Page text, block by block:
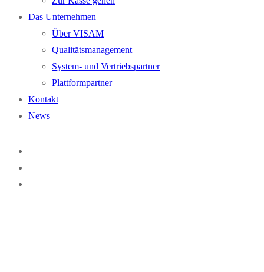
Das Unternehmen
Über VISAM
Qualitätsmanagement
System- und Vertriebspartner
Plattformpartner
Kontakt
News